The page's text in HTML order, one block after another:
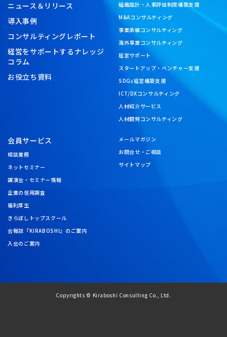
ニュース＆リリース
導入事例
コンサルティングレポート
経営をサポートするナレッジ
コラム
お役立ち資料
組織設計・人事評価制度構築支援
M&Aコンサルティング
事業承継コンサルティング
海外事業コンサルティング
経営サポート
スタートアップ・ベンチャー支援
SDGs経営構築支援
ICT/DXコンサルティング
人材紹介サービス
人材開発コンサルティング
会員サービス
相談業務
ネットセミナー
講演会・セミナー情報
企業の信用調査
福利厚生
きらぼしトップスクール
会報誌『KIRABOSHI』のご案内
入会のご案内
メールマガジン
お問合せ・ご相談
サイトマップ
Copyrights © Kiraboshi Consulting Co., Ltd.